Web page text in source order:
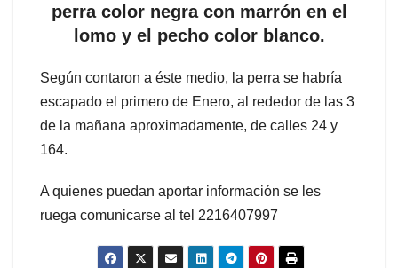
perra color negra con marrón en el
lomo y el pecho color blanco.
Según contaron a éste medio, la perra se habría
escapado el primero de Enero, al rededor de las 3
de la mañana aproximadamente, de calles 24 y
164.
A quienes puedan aportar información se les
ruega comunicarse al tel 2216407997